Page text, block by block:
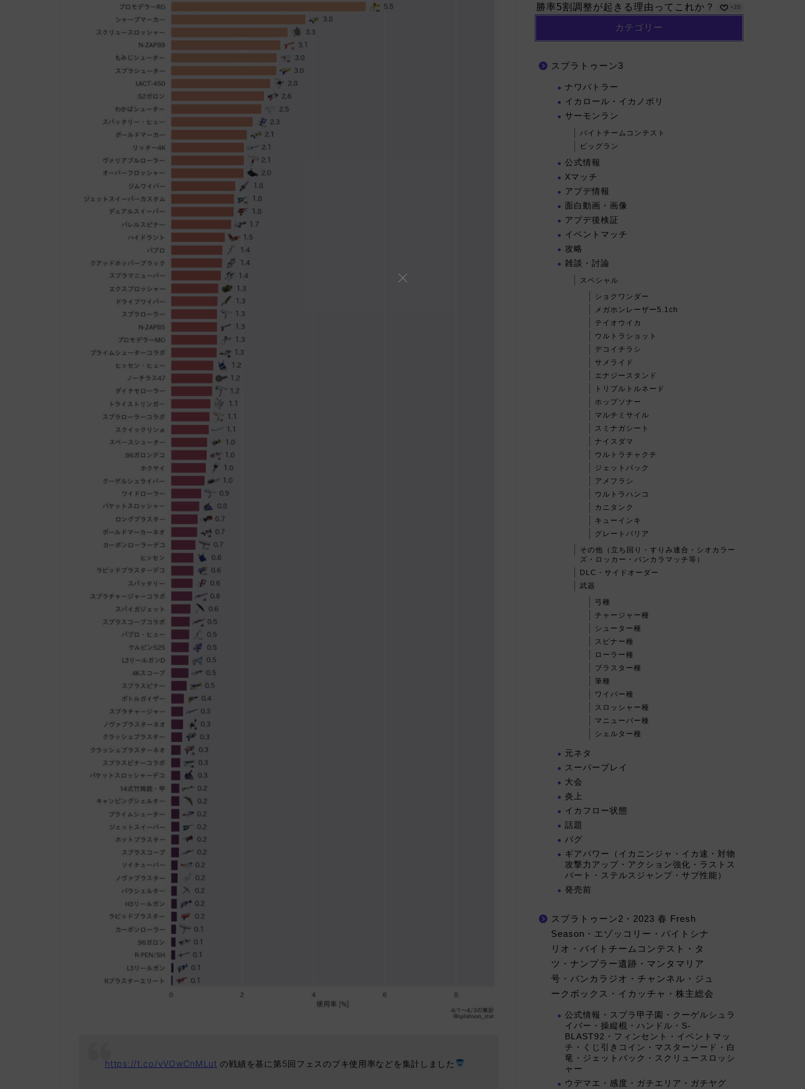
https://t.co/vVOwCnMLut の戦績を基に第5回フェスのブキ使用率などを集計しました
勝率5割調整が起きる理由ってこれか？ +20
カテゴリー
スプラトゥーン3
ナワバトラー
イカロール・イカノボリ
サーモンラン
バイトチームコンテスト
ビッグラン
公式情報
Xマッチ
アプデ情報
面白動画・画像
アプデ後検証
イベントマッチ
攻略
雑談・討論
スペシャル
ショクワンダー
メガホンレーザー5.1ch
テイオウイカ
ウルトラショット
デコイチラシ
サメライド
エナジースタンド
トリプルトルネード
ホップソナー
マルチミサイル
スミナガシート
ナイスダマ
ウルトラチャクチ
ジェットパック
アメフラシ
ウルトラハンコ
カニタンク
キューインキ
グレートバリア
その他（立ち回り・すりみ連合・シオカラー
ズ・ロッカー・バンカラマッチ等）
DLC・サイドオーダー
武器
弓種
チャージャー種
シューター種
スピナー種
ローラー種
ブラスター種
筆種
ワイパー種
スロッシャー種
マニューバー種
シェルター種
元ネタ
スーパープレイ
大会
炎上
イカフロー状態
話題
バグ
ギアパワー（イカニンジャ・イカ速・対物
攻撃力アップ・アクション強化・ラストス
パート・ステルスジャンプ・サブ性能）
発売前
スプラトゥーン2・2023 春 Fresh
Season・エゾッコリー・バイトシナ
リオ・バイトチームコンテスト・タ
ツ・ナンプラー遺跡・マンタマリア
号・バンカラジオ・チャンネル・ジュ
ークボックス・イカッチャ・株主総会
公式情報・スプラ甲子園・クーゲルシュラ
イバー・操縦棍・ハンドル・S-
BLAST92・フィンセント・イベントマッ
チ・くじ引きコイン・マスターソード・白
竜・ジェットパック・スクリュースロッシ
ャー
ウデマエ・感度・ガチエリア・ガチヤグ